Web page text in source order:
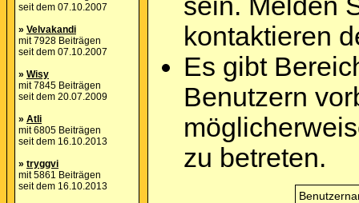
seit dem 07.10.2007
» Velvakandi
mit 7928 Beiträgen
seit dem 07.10.2007
» Wisy
mit 7845 Beiträgen
seit dem 20.07.2009
» Atli
mit 6805 Beiträgen
seit dem 16.10.2013
» tryggvi
mit 5861 Beiträgen
seit dem 16.10.2013
sein. Melden
kontaktieren
Es gibt
Benutzern
zu betreten.